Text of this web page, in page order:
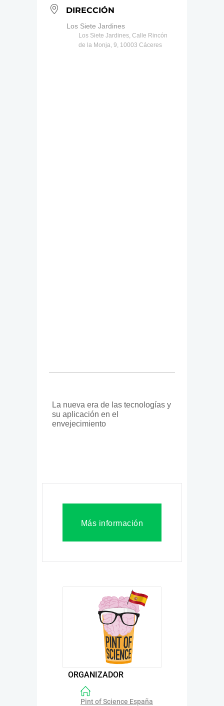
DIRECCIÓN
Los Siete Jardines
Los Siete Jardines, Calle Rincón
de la Monja, 9, 10003 Cáceres
La nueva era de las tecnologías y
su aplicación en el
envejecimiento
Más información
ORGANIZADOR
Pint of Science España